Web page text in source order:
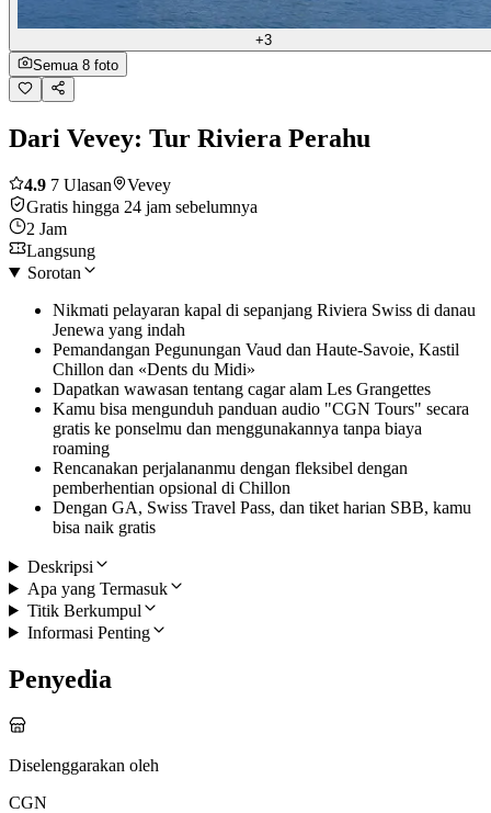
+3
Semua 8 foto
Dari Vevey: Tur Riviera Perahu
4.9 7 Ulasan
Vevey
Gratis hingga 24 jam sebelumnya
2 Jam
Langsung
Sorotan
Nikmati pelayaran kapal di sepanjang Riviera Swiss di danau
Jenewa yang indah
Pemandangan Pegunungan Vaud dan Haute-Savoie, Kastil
Chillon dan «Dents du Midi»
Dapatkan wawasan tentang cagar alam Les Grangettes
Kamu bisa mengunduh panduan audio "CGN Tours" secara
gratis ke ponselmu dan menggunakannya tanpa biaya
roaming
Rencanakan perjalananmu dengan fleksibel dengan
pemberhentian opsional di Chillon
Dengan GA, Swiss Travel Pass, dan tiket harian SBB, kamu
bisa naik gratis
Deskripsi
Apa yang Termasuk
Titik Berkumpul
Informasi Penting
Penyedia
Diselenggarakan oleh
CGN